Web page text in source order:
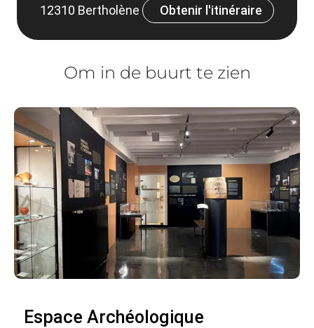
12310 Bertholène
Obtenir l'itinéraire
Om in de buurt te zien
Espace Archéologique